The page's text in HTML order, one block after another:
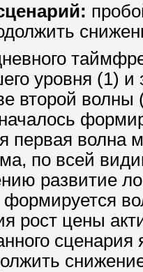
уровня (1)
второй
первая
по всей
развитие
формируется
рост цены
сценария